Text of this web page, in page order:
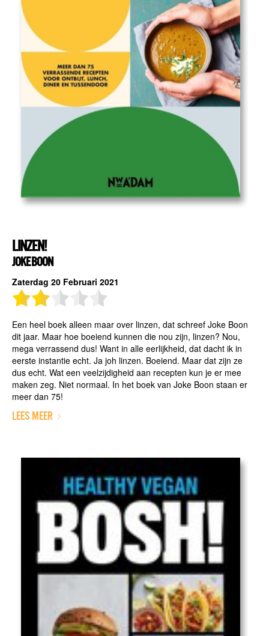
LINZEN!
JOKE BOON
Zaterdag 20 Februari 2021
Een heel boek alleen maar over linzen, dat schreef Joke Boon
dit jaar. Maar hoe boeiend kunnen die nou zijn, linzen? Nou,
mega verrassend dus! Want in alle eerlijkheid, dat dacht ik in
eerste instantie echt. Ja joh linzen. Boeiend. Maar dat zijn ze
dus echt. Wat een veelzijdigheid aan recepten kun je er mee
maken zeg. Niet normaal. In het boek van Joke Boon staan er
meer dan 75!
LEES MEER